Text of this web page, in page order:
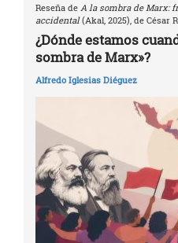
Reseña de A la sombra de Marx:
accidental(Akal, 2025), de César
¿Dónde estamos
sombra de Marx»?
Alfredo Iglesias Diéguez